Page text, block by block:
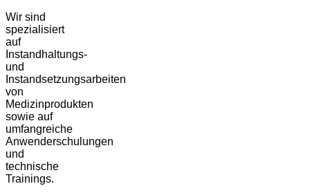
Wir sind
spezialisiert
auf
Instandhaltungs-
und
Instandsetzungsarbeiten
von
Medizinprodukten
sowie auf
umfangreiche
Anwenderschulungen
und
technische
Trainings.